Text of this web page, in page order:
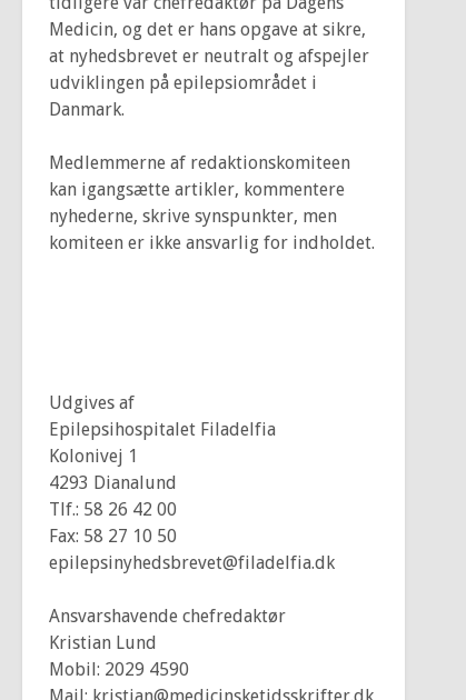
Medicin, og det er hans opgave at sikre,
at nyhedsbrevet er neutralt og afspejler
udviklingen på epilepsiområdet i
Danmark.
Medlemmerne af redaktionskomiteen
kan igangsætte artikler, kommentere
nyhederne, skrive synspunkter, men
komiteen er ikke ansvarlig for indholdet.
Udgives af
Epilepsihospitalet Filadelfia
Kolonivej 1
4293 Dianalund
Tlf.: 58 26 42 00
Fax: 58 27 10 50
epilepsinyhedsbrevet@filadelfia.dk
Ansvarshavende chefredaktør
Kristian Lund
Mobil: 2029 4590